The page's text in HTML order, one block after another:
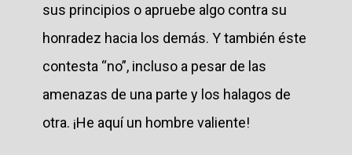
sus principios o apruebe algo contra su
honradez hacia los demás. Y también éste
contesta “no”, incluso a pesar de las
amenazas de una parte y los halagos de
otra. ¡He aquí un hombre valiente!